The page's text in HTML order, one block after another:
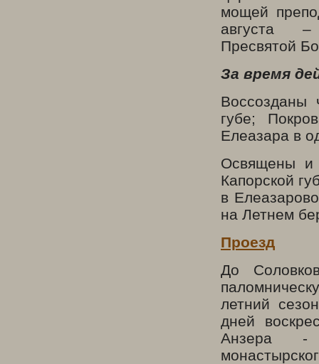
мощей
августа –
Пресвятой
За время
Воссозданы
губе;
Елеазара в
Освящены и
Капорской
в
на Летнем
Проезд
До
летний
дней
Анзера -